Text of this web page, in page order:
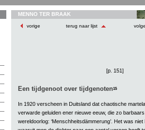
MENNO TER BRAAK
vorige terug naar lijst
[p. 151]
Een tijdgenoot over tijdgenoten15
In 1920 verscheen in Duitsland dat chaotische
verwarde geluiden ener nieuwe eeuw, die zo
wereldoorlog: ‘Menschheitsdämmerung’. Het was